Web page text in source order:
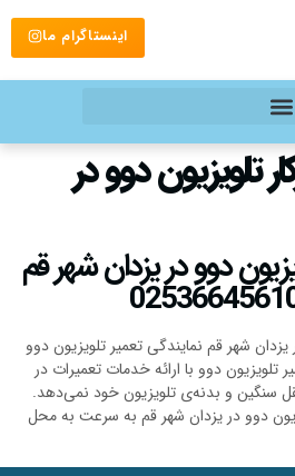
اینستاگرام ما
تلویزیون دوو در
دوو در یزدان شهر قم
شهر قم نمایندگی تعمیر تلویزیون دوو
دوو با ارائه خدمات تعمیرات در
سنگین و بدنه‌ی تلویزیون خود نمی‌دهد.
دوو در یزدان شهر قم به سرعت به محل